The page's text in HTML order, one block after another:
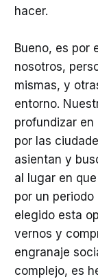
hacer.
Bueno, es por
nosotros,
mismas, y
entorno.
profundizar en
por las
asientan y
al lugar en
por un
elegido esta
vernos y
engranaje
complejo, es